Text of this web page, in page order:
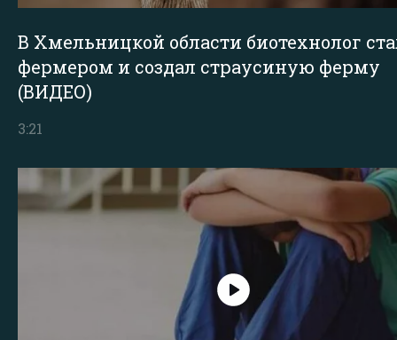
В Хмельницкой области биотехнолог
фермером и создал страусиную ферму
(ВИДЕО)
3:21